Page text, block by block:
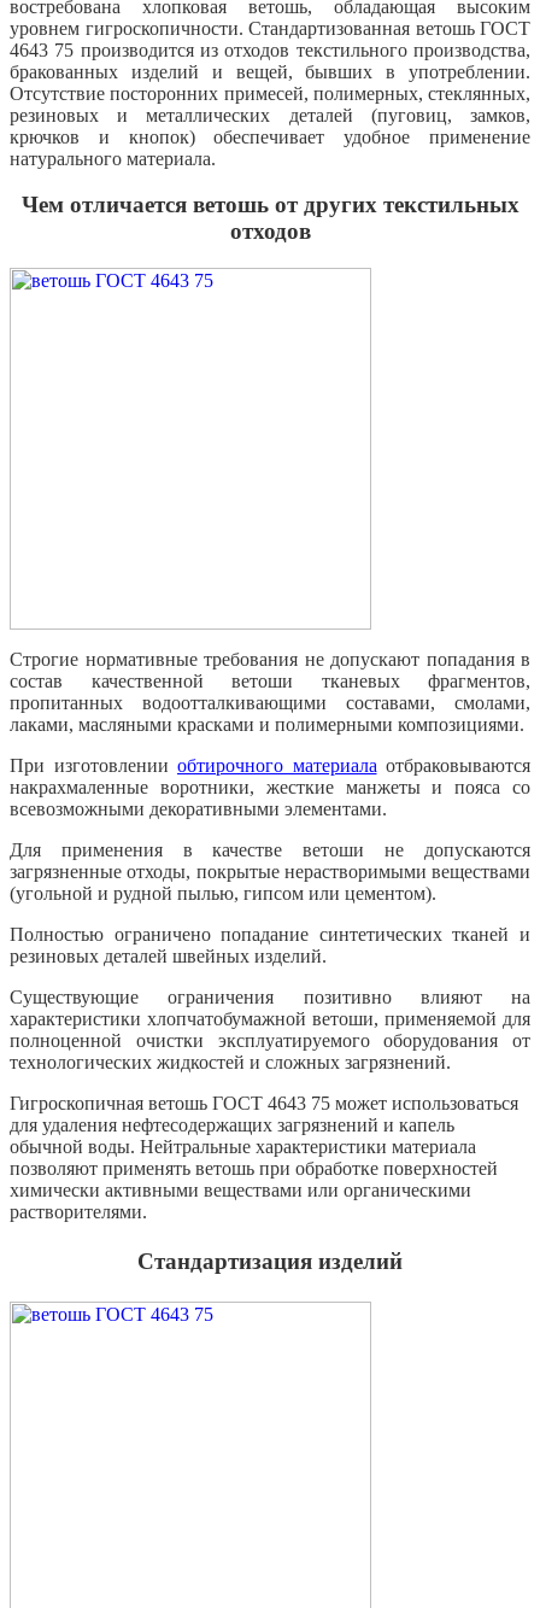
востребована хлопковая ветошь, обладающая высоким
уровнем гигроскопичности. Стандартизованная ветошь ГОСТ
4643 75 производится из отходов текстильного производства,
бракованных изделий и вещей, бывших в употреблении.
Отсутствие посторонних примесей, полимерных, стеклянных,
резиновых и металлических деталей (пуговиц, замков,
крючков и кнопок) обеспечивает удобное применение
натурального материала.
Чем отличается ветошь от других текстильных
отходов
Строгие нормативные требования не допускают попадания в
состав качественной ветоши тканевых фрагментов,
пропитанных водоотталкивающими составами, смолами,
лаками, масляными красками и полимерными композициями.
При изготовлении обтирочного материала отбраковываются
накрахмаленные воротники, жесткие манжеты и пояса со
всевозможными декоративными элементами.
Для применения в качестве ветоши не допускаются
загрязненные отходы, покрытые нерастворимыми веществами
(угольной и рудной пылью, гипсом или цементом).
Полностью ограничено попадание синтетических тканей и
резиновых деталей швейных изделий.
Существующие ограничения позитивно влияют на
характеристики хлопчатобумажной ветоши, применяемой для
полноценной очистки эксплуатируемого оборудования от
технологических жидкостей и сложных загрязнений.
Гигроскопичная ветошь ГОСТ 4643 75 может использоваться
для удаления нефтесодержащих загрязнений и капель
обычной воды. Нейтральные характеристики материала
позволяют применять ветошь при обработке поверхностей
химически активными веществами или органическими
растворителями.
Стандартизация изделий